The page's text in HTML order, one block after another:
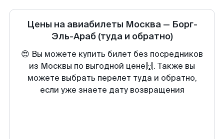
Цены на авиабилеты Москва— Борг-
Эль-Араб (туда и обратно)
😍 Вы можете купить билет без посредников
из Москвы по выгодной цене🙌. Также вы
можете выбрать перелет туда и обратно,
если уже знаете дату возвращения